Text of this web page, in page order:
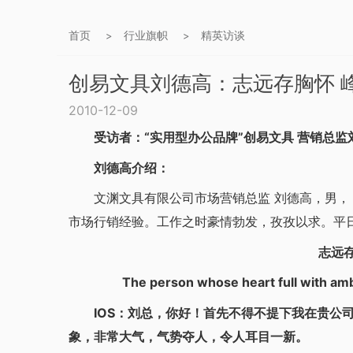
首页 > 行业旗帜 > 精英访谈
创易文具刘德高：志远存胸怀
2010-12-09
受访者：“实用型办公品牌”创易文具 营销总监
刘德高介绍：
文渊文具有限公司市场营销总监 刘德高，男，
市场行销经验。工作之时豪情勃发，孜孜以求。平
志远存
The person whose heart full with
IOS：刘总，你好！首先不得不提下我在贵公
象，非常大气，气势夺人，令人耳目一新。